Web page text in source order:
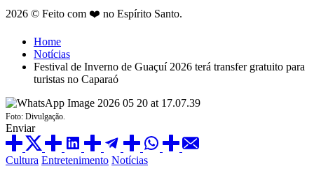
2026 © Feito com ❤️ no Espírito Santo.
Home
Notícias
Festival de Inverno de Guaçuí 2026 terá transfer gratuito para
turistas no Caparaó
Foto: Divulgação.
Enviar
Cultura Entretenimento Notícias